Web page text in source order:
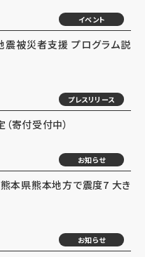
イベント
震被災者支援 プログラム説
プレスリリース
寄付受付中）
お知らせ
本県熊本地方で震度7 大き
お知らせ